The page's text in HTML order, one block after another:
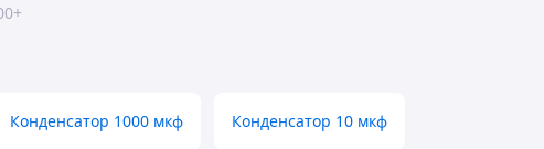
Конденсатор 1000 мкф Конденсатор 10 мкф